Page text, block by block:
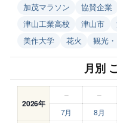
加茂マラソン
協賛企業
津山工業高校
津山市
美作大学
花火 観光
月別
2026年
– –
7月
8月